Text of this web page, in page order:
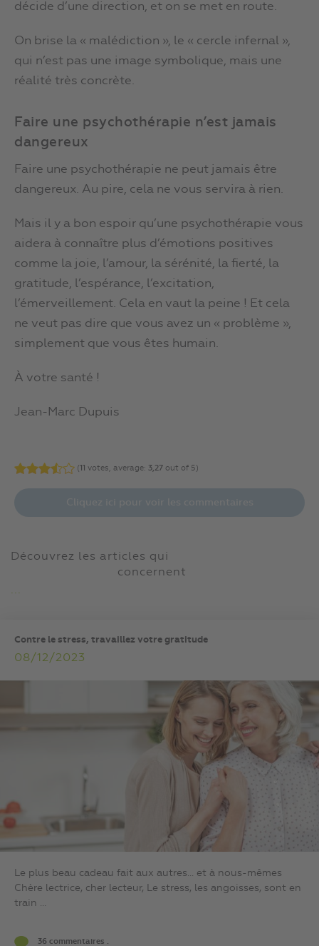
décide d’une direction, et on se met en route.
On brise la « malédiction », le « cercle infernal »,
qui n’est pas une image symbolique, mais une
réalité très concrète.
Faire une psychothérapie n’est jamais
dangereux
Faire une psychothérapie ne peut jamais être
dangereux. Au pire, cela ne vous servira à rien.
Mais il y a bon espoir qu’une psychothérapie vous
aidera à connaître plus d’émotions positives
comme la joie, l’amour, la sérénité, la fierté, la
gratitude, l’espérance, l’excitation,
l’émerveillement. Cela en vaut la peine ! Et cela
ne veut pas dire que vous avez un « problème »,
simplement que vous êtes humain.
À votre santé !
Jean-Marc Dupuis
(11 votes, average: 3,27 out of 5)
Découvrez les articles qui
concernent
...
Contre le stress, travaillez votre gratitude
08/12/2023
Le plus beau cadeau fait aux autres… et à nous-mêmes
Chère lectrice, cher lecteur, Le stress, les angoisses, sont en
train ...
36 commentaires .